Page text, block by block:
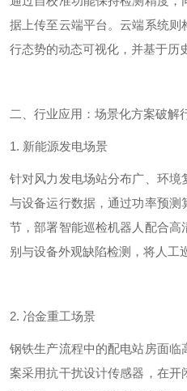
据上传至云端平台。云端系统
行态势的动态可视化，并基于历
二、行业应用：场景化方案破解
1. 新能源发电场景
针对风力发电场站分布广、环
与设备运行数据，通过功率预
节，部署智能巡检机器人配合
别与设备外观缺陷检测，将人工
2. 冶金重工场景
钢铁生产流程中的配电站房面
案采用抗干扰设计传感器，在开